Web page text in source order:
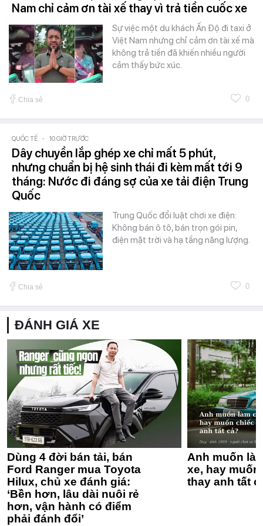
Nam chỉ cảm ơn tài xế thay vì trả tiền cuốc xe
Sự việc một du khách Ấn Độ đi taxi ở
Việt Nam nhưng chỉ cảm ơn tài xế mà
không trả tiền đã khiến nhiều người
cảm thấy bức xúc.
Chia sẻ 0
QUỐC TẾ - 10 GIỜ TRƯỚC
Dây chuyền lắp ghép xe chỉ mất 5 phút,
nhưng chuẩn bị hệ sinh thái đi kèm mất tới 9
tháng: Nước đi đáng sợ của xe tải điện Trung
Quốc
Trung Quốc đổi luật chơi xe điện:
Không bán ô tô, bán trọn gói pin,
điện mặt trời và hạ tầng năng lượng.
Chia sẻ 0
ĐÁNH GIÁ XE
Dùng 4 đời bán tải, bán
Ford Ranger mua Toyota
Hilux, chủ xe đánh giá:
‘Bền hơn, lâu dài nuôi rẻ
hơn, vận hành có điểm
phải đánh đổi’
Anh muốn
xe, hay
thay anh tất